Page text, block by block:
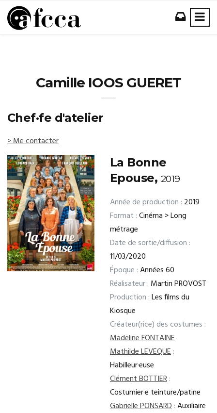
Camille IOOS GUERET
Chef·fe d'atelier
> Me contacter
La Bonne
Epouse, 2019
Année de production : 2019
Format :Cinéma > Long
métrage
Date de sortie/diffusion :
11/03/2020
Époque :Années 60
Réalisateur : Martin PROVOST
Production :Les films du
Kiosque
Créateur(rice) des costumes :
Madeline FONTAINE
Mathilde LEVEQUE:
Habilleur·euse
Clément BOTTIER:
Costumier·e teinture/patine
Gabrielle PONSARD:Auxiliaire